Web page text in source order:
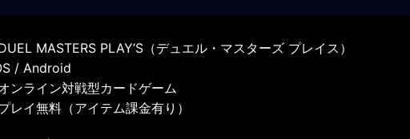
MASTERS PLAY’S（デュエル・マスターズ プレイス）
/ Android
ンライン対戦型カードゲーム
レイ無料（アイテム課金有り）